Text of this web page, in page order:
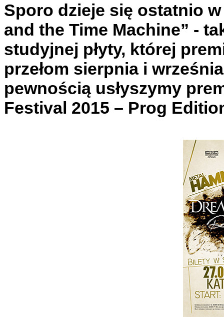
Sporo dzieje się ostatnio
and the Time Machine” -
studyjnej płyty, której
przełom sierpnia i
pewnością usłyszymy
Festival 2015 – Prog